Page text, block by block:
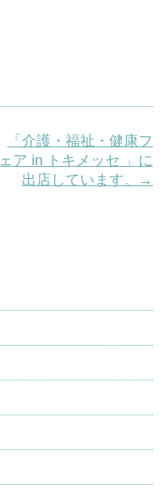
「介護・福祉・健康フ
ェア in トキメッセ 」に
出店しています。→